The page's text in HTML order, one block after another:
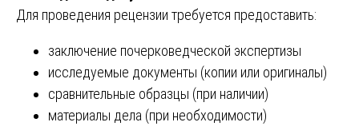
Для проведения рецензии требуется предоставить:
заключение почерковедческой экспертизы
исследуемые документы (копии или оригиналы)
сравнительные образцы (при наличии)
материалы дела (при необходимости)